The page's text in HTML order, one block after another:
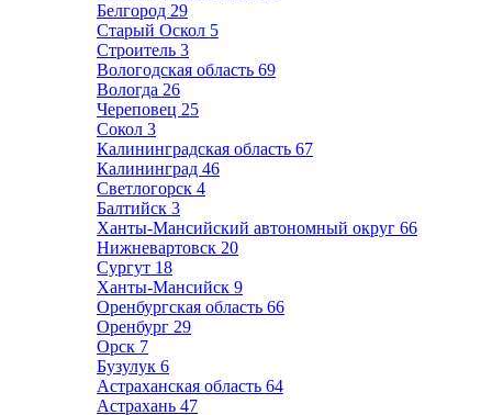
Белгород 29
Старый Оскол 5
Строитель 3
Вологодская область 69
Вологда 26
Череповец 25
Сокол 3
Калининградская область 67
Калининград 46
Светлогорск 4
Балтийск 3
Ханты-Мансийский автономный округ 66
Нижневартовск 20
Сургут 18
Ханты-Мансийск 9
Оренбургская область 66
Оренбург 29
Орск 7
Бузулук 6
Астраханская область 64
Астрахань 47